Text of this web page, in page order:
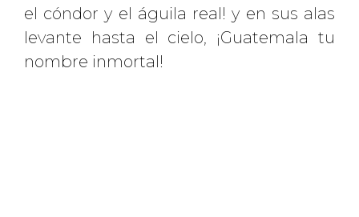
el cóndor y el águila real! y en sus alas
levante hasta el cielo, ¡Guatemala tu
nombre inmortal!